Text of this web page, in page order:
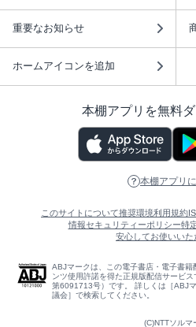
重要なお知らせ
ホームアイコンを追加
本棚アプリを無料ダ
本棚アプリ
このサイトについて推奨環境利用規約
情報セキュリティーポリシー特
安心してお使いいた
ABJマークは、この電子書店・電子書
ンツ使用許諾を得た正規版配信サービ
第6091713号）です。 詳しくは［ABJ
議会］で検索してください。
(C)NTTソルマ